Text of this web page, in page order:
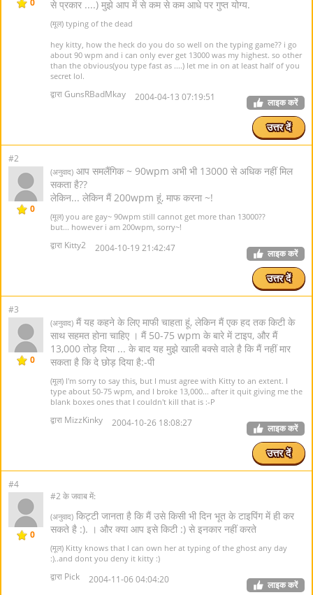
0
से प्रकार ....) मुझे आप में से कम से कम आधे पर गुप्त योग्य.
(मूल) typing of the dead
hey kitty, how the heck do you do so well on the typing game?? i go
about 90 wpm and i can only ever get 13000 was my highest. so other
than the obvious(you type fast as ....) let me in on at least half of you
secret lol.
द्वारा GunsRBadMkay 2004-04-13 07:19:51 लाइक करें
उत्तर दें
#2
0
(अनुवाद) आप समलैंगिक ~ 90wpm अभी भी 13000 से अधिक नहीं मिल
सकता है??
लेकिन... लेकिन मैं 200wpm हूं, माफ करना ~!
(मूल) you are gay~ 90wpm still cannot get more than 13000??
but... however i am 200wpm, sorry~!
द्वारा Kitty2 2004-10-19 21:42:47 लाइक करें
उत्तर दें
#3
0
(अनुवाद) मैं यह कहने के लिए माफी चाहता हूं, लेकिन मैं एक हद तक किटी के
साथ सहमत होना चाहिए । मैं 50-75 wpm के बारे में टाइप, और मैं
13,000 तोड़ दिया ... के बाद यह मुझे खाली बक्से वाले है कि मैं नहीं मार
सकता है कि दे छोड़ दिया है:-पी
(मूल) I'm sorry to say this, but I must agree with Kitty to an extent. I
type about 50-75 wpm, and I broke 13,000... after it quit giving me the
blank boxes ones that I couldn't kill that is :-P
द्वारा MizzKinky 2004-10-26 18:08:27 लाइक करें
उत्तर दें
#4
0
#2 के जवाब में:
(अनुवाद) किट्टी जानता है कि मैं उसे किसी भी दिन भूत के टाइपिंग में ही कर
सकते है :). । और क्या आप इसे किटी :) से इनकार नहीं करते
(मूल) Kitty knows that I can own her at typing of the ghost any day
:)..and dont you deny it kitty :)
द्वारा Pick 2004-11-06 04:04:20 लाइक करें